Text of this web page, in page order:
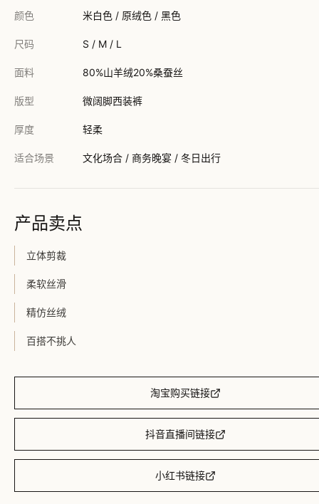
颜色 米白色 / 原绒色 / 黑色
尺码 S / M / L
面料 80%山羊绒20%桑蚕丝
版型 微阔脚西装裤
厚度 轻柔
适合场景 文化场合 / 商务晚宴 / 冬日出行
产品卖点
立体剪裁
柔软丝滑
精仿丝绒
百搭不挑人
淘宝购买链接
抖音直播间链接
小红书链接